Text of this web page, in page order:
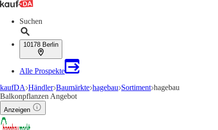
Suchen
10178 Berlin
Alle Prospekte
kaufDA Händler Baumärkte hagebau Sortiment hagebau
Balkonpflanzen Angebot
Anzeigen